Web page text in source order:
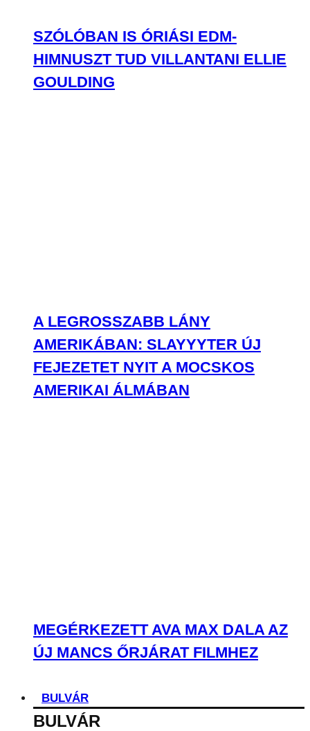
SZÓLÓBAN IS ÓRIÁSI EDM-
HIMNUSZT TUD VILLANTANI ELLIE
GOULDING
A LEGROSSZABB LÁNY
AMERIKÁBAN: SLAYYYTER ÚJ
FEJEZETET NYIT A MOCSKOS
AMERIKAI ÁLMÁBAN
MEGÉRKEZETT AVA MAX DALA AZ
ÚJ MANCS ŐRJÁRAT FILMHEZ
BULVÁR
BULVÁR